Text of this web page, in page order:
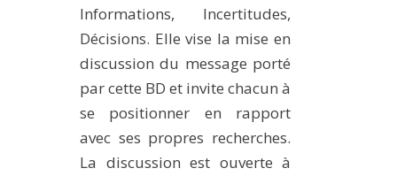
THESES
WORKING PAPERS
THEMATIC NOTES
Informations, Incertitudes,
Décisions. Elle vise la mise en
discussion du message porté
par cette BD et invite chacun à
se positionner en rapport
avec ses propres recherches.
La discussion est ouverte à